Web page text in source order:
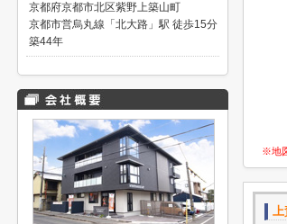
※地
上
京都府京都市北区紫野上築山町
京都市営烏丸線「北大路」駅 徒歩15分
築44年